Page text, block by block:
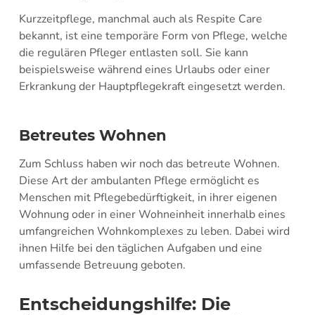
Kurzzeitpflege, manchmal auch als Respite Care
bekannt, ist eine temporäre Form von Pflege, welche
die regulären Pfleger entlasten soll. Sie kann
beispielsweise während eines Urlaubs oder einer
Erkrankung der Hauptpflegekraft eingesetzt werden.
Betreutes Wohnen
Zum Schluss haben wir noch das betreute Wohnen.
Diese Art der ambulanten Pflege ermöglicht es
Menschen mit Pflegebedürftigkeit, in ihrer eigenen
Wohnung oder in einer Wohneinheit innerhalb eines
umfangreichen Wohnkomplexes zu leben. Dabei wird
ihnen Hilfe bei den täglichen Aufgaben und eine
umfassende Betreuung geboten.
Entscheidungshilfe: Die